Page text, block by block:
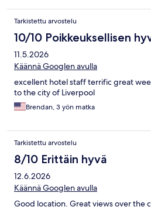
Tarkistettu arvostelu
10/10 Poikkeuksellisen
11.5.2026
Käännä Googlen avulla
excellent hotel staff terrific great
to the city of Liverpool
Brendan, 3 yön matka
Tarkistettu arvostelu
8/10 Erittäin hyvä
12.6.2026
Käännä Googlen avulla
Good location. Great views over the